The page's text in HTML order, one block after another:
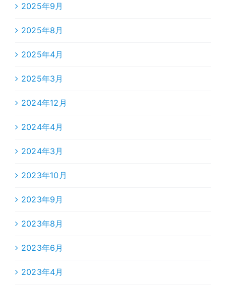
2025年9月
2025年8月
2025年4月
2025年3月
2024年12月
2024年4月
2024年3月
2023年10月
2023年9月
2023年8月
2023年6月
2023年4月